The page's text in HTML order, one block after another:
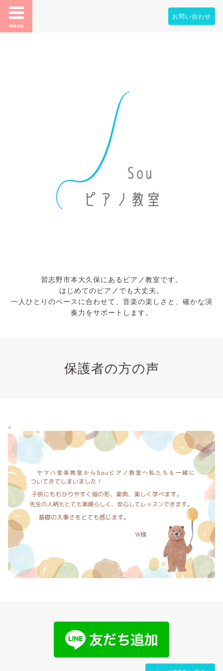
menu
お問い合わせ
習志野市本大久保にあるピアノ教室です。
はじめてのピアノでも大丈夫。
一人ひとりのペースに合わせて、音楽の楽しさと、確かな演
奏力をサポートします。
保護者の方の声
。